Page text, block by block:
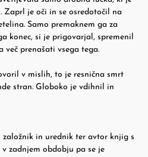
Zaprl je oči in se osredotočil na
Samo premaknem ga za
konec, si je prigovarjal, spremenil
več prenašati vsega tega.
v mislih, to je resnična smrt
stran. Globoko je vdihnil in
in urednik ter avtor knjig s
zadnjem obdobju pa se je